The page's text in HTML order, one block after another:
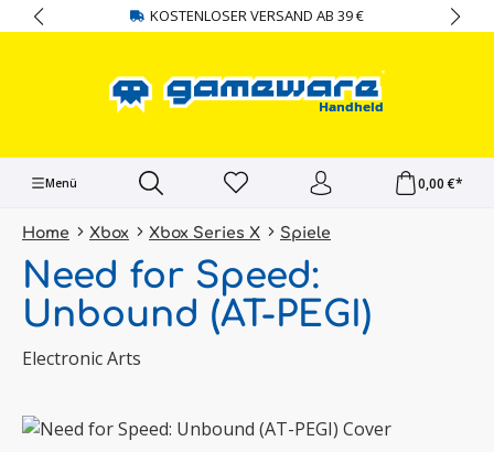
springen KOSTENLOSER VERSAND AB 39 €
Menü 0,00 €*
Home Xbox Xbox Series X Spiele
Need for Speed:
Unbound (AT-PEGI)
Electronic Arts
Bildergalerie überspringen